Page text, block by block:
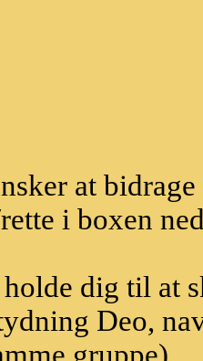
at
i boxen
holde dig til at
Deo,